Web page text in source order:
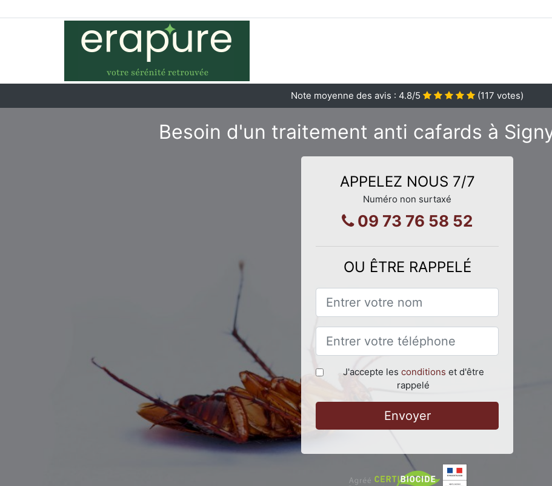
Note moyenne des avis : 4.8/5 (117 votes)
Besoin d'un traitement anti cafards à
APPELEZ NOUS 7/7
Numéro non surtaxé
09 73 76 58 52
OU ÊTRE RAPPELÉ
J'accepte les conditions et d'être
rappelé
Envoyer